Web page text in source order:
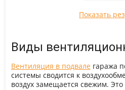
Показать
Виды
Вентиляция в подвалегаража
системы сводится к
воздух замещается свежим. Это